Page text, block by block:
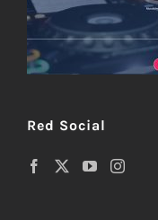
Red Social